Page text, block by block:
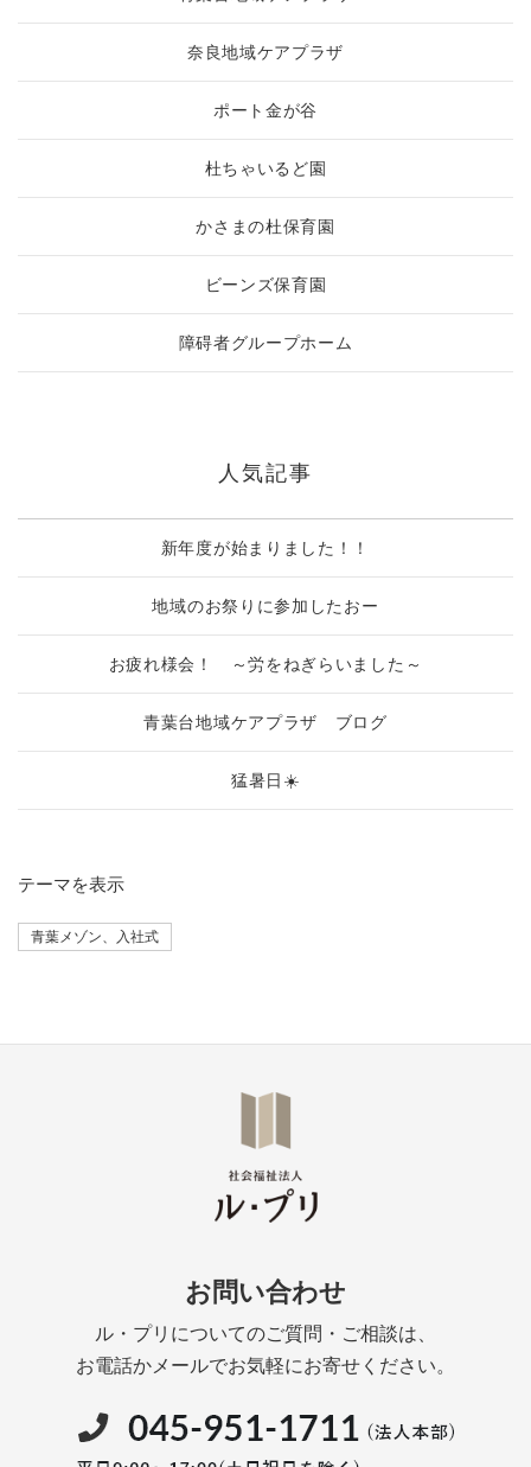
奈良地域ケアプラザ
ポート金が谷
杜ちゃいるど園
かさまの杜保育園
ビーンズ保育園
障碍者グループホーム
人気記事
新年度が始まりました！！
地域のお祭りに参加したおー
お疲れ様会！ ～労をねぎらいました～
青葉台地域ケアプラザ ブログ
猛暑日☀️
テーマを表示
青葉メゾン、入社式
お問い合わせ
ル・プリについてのご質問・ご相談は、
お電話かメールでお気軽にお寄せください。